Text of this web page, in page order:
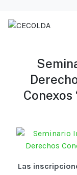
Conexos
Las